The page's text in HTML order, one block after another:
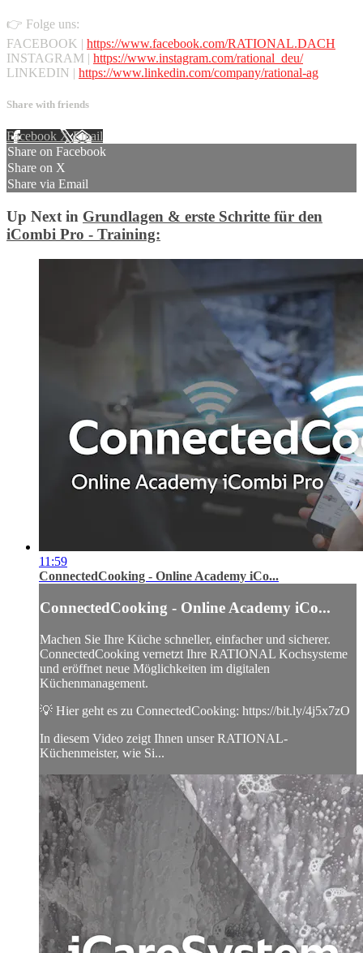
👉 Folge uns:
FACEBOOK | https://www.facebook.com/RATIONAL.DACH
INSTAGRAM | https://www.instagram.com/rational_deu/
LINKEDIN | https://www.linkedin.com/company/rational-ag
Share with friends
Facebook XEmail
Share on Facebook
Share on X
Share via Email
Up Next in Grundlagen & erste Schritte für den
iCombi Pro - Training:
11:59
ConnectedCooking - Online Academy iCo...
ConnectedCooking - Online Academy iCo...
Machen Sie Ihre Küche schneller, einfacher und sicherer.
ConnectedCooking vernetzt Ihre RATIONAL Kochsysteme
und eröffnet neue Möglichkeiten im digitalen
Küchenmanagement.
💡 Hier geht es zu ConnectedCooking: https://bit.ly/4j5x7zO
In diesem Video zeigt Ihnen unser RATIONAL-
Küchenmeister, wie Si...